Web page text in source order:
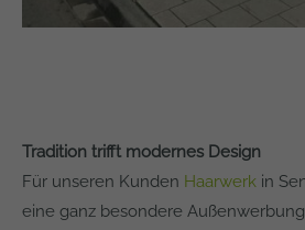
Tradition trifft modernes Design
Für unseren Kunden Haarwerk in
eine ganz besondere